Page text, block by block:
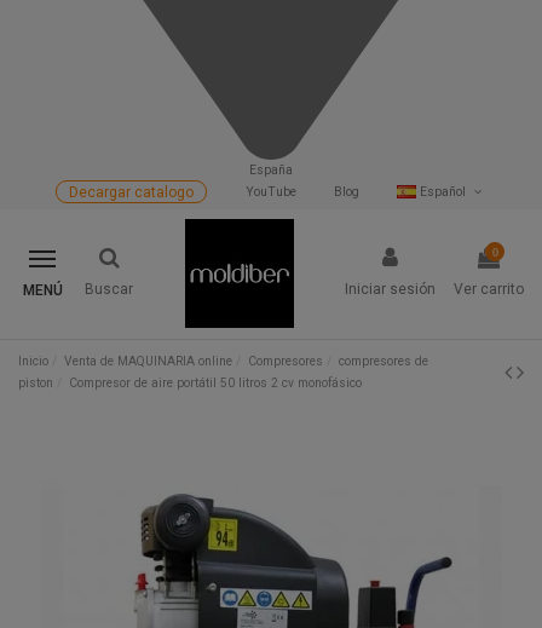
España
Español
Blog
YouTube
Decargar catalogo
MENÚ Buscar Iniciar sesión
0
Ver carrito
Inicio Venta de MAQUINARIA online Compresores
compresores de
piston
Compresor de aire portátil 50 litros 2 cv monofásico